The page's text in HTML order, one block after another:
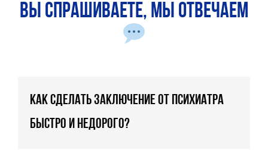
Вы спрашиваете, мы отвечаем
Как сделать заключение от психиатра
быстро и недорого?